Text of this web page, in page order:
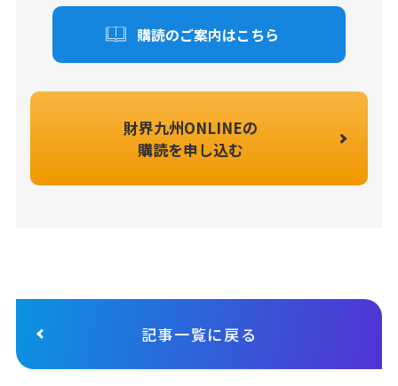
購読のご案内はこちら
財界九州ONLINEの
購読を申し込む
記事一覧に戻る